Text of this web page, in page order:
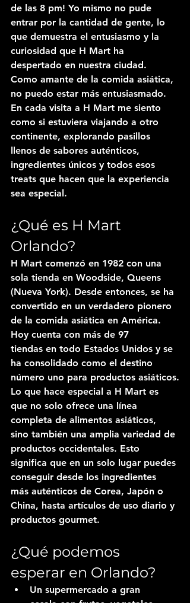
de las 8 pm! Yo mismo no pude
entrar por la cantidad de gente, lo
que demuestra el entusiasmo y la
curiosidad que H Mart ha
despertado en nuestra ciudad.
Como amante de la comida asiática,
no puedo estar más entusiasmado.
En cada visita a H Mart me siento
como si estuviera viajando a otro
continente, explorando pasillos
llenos de sabores auténticos,
ingredientes únicos y todos esos
treats que hacen que la experiencia
sea especial.
¿Qué es H Mart
Orlando?
H Mart comenzó en 1982 con una
sola tienda en Woodside, Queens
(Nueva York). Desde entonces, se ha
convertido en un verdadero pionero
de la comida asiática en América.
Hoy cuenta con más de 97
tiendas en todo Estados Unidos y se
ha consolidado como el destino
número uno para productos asiáticos.
Lo que hace especial a H Mart es
que no solo ofrece una línea
completa de alimentos asiáticos,
sino también una amplia variedad de
productos occidentales. Esto
significa que en un solo lugar puedes
conseguir desde los ingredientes
más auténticos de Corea, Japón o
China, hasta artículos de uso diario y
productos gourmet.
¿Qué podemos
esperar en Orlando?
Un supermercado a gran